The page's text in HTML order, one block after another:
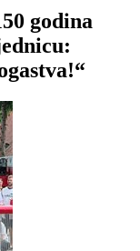
godina